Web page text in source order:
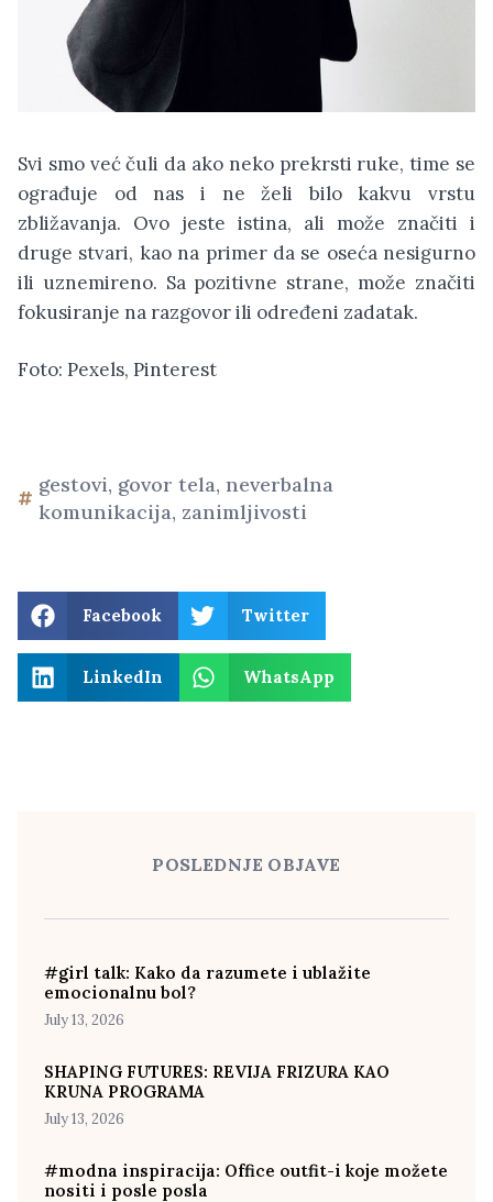
Svi smo već čuli da ako neko prekrsti ruke, time se
ograđuje od nas i ne želi bilo kakvu vrstu
zbližavanja. Ovo jeste istina, ali može značiti i
druge stvari, kao na primer da se oseća nesigurno
ili uznemireno. Sa pozitivne strane, može značiti
fokusiranje na razgovor ili određeni zadatak.
Foto: Pexels, Pinterest
gestovi, govor tela, neverbalna
komunikacija, zanimljivosti
Facebook Twitter
LinkedIn WhatsApp
POSLEDNJE OBJAVE
#girl talk: Kako da razumete i ublažite
emocionalnu bol?
July 13, 2026
SHAPING FUTURES: REVIJA FRIZURA KAO
KRUNA PROGRAMA
July 13, 2026
#modna inspiracija: Office outfit-i koje možete
nositi i posle posla